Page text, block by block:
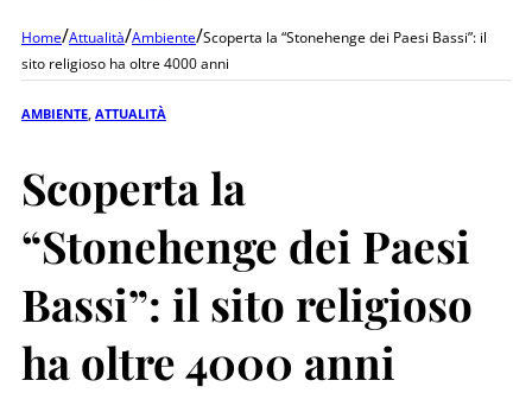
Home/Attualità/Ambiente/Scoperta la “Stonehenge dei Paesi Bassi”: il
sito religioso ha oltre 4000 anni
AMBIENTE ATTUALITÀ
Scoperta la
“Stonehenge dei Paesi
Bassi”: il sito religioso
ha oltre 4000 anni